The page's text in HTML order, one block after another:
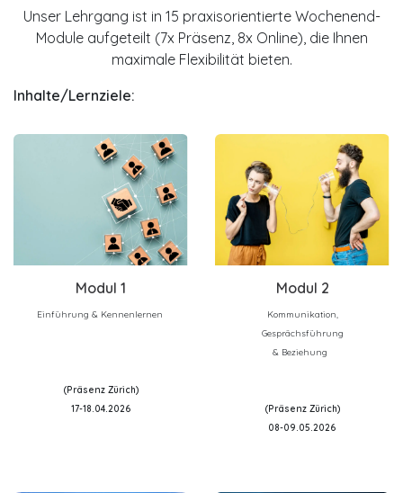
Unser Lehrgang ist in 15 praxisorientierte Wochenend-
Module aufgeteilt (7x Präsenz, 8x Online), die Ihnen
maximale Flexibilität bieten.
Inhalte/Lernziele:
Modul 1
Einführung & Kennenlernen
(Präsenz Zürich)
17-18.04.2026
Modul 2
Kommunikation,
Gesprächsführung
& Beziehung
(Präsenz Zürich)
08-09.05.2026